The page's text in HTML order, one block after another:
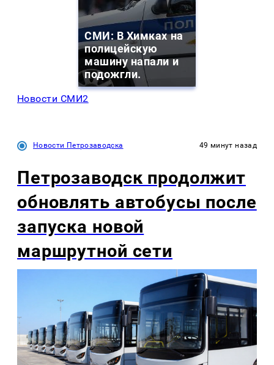
СМИ: В Химках на
полицейскую
машину напали и
подожгли.
Новости СМИ2
Новости Петрозаводска 49 минут назад
Петрозаводск продолжит
обновлять автобусы после
запуска новой
маршрутной сети